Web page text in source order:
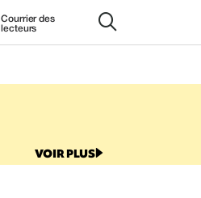
Courrier des
lecteurs
VOIR PLUS